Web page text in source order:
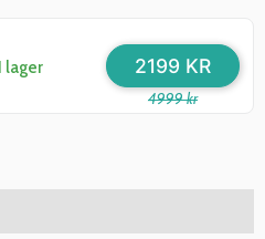
I lager
4999 kr
2199 KR